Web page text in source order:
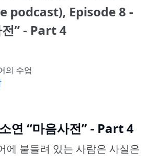
podcast), Episode 8 -
” - Part 4
의 수업
연 “마음사전” - Part 4
에 붙들려 있는 사람은 사실은